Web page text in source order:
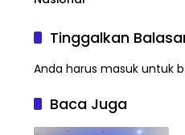
Tinggalkan
Anda harus masuk untuk
Baca Juga